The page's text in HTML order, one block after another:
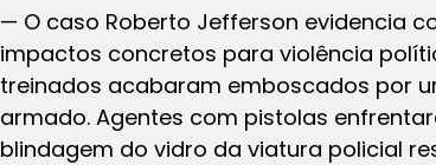
— O caso Roberto Jefferson evidencia
impactos concretos para violência
treinados acabaram emboscados por
armado. Agentes com pistolas
blindagem do vidro da viatura policial